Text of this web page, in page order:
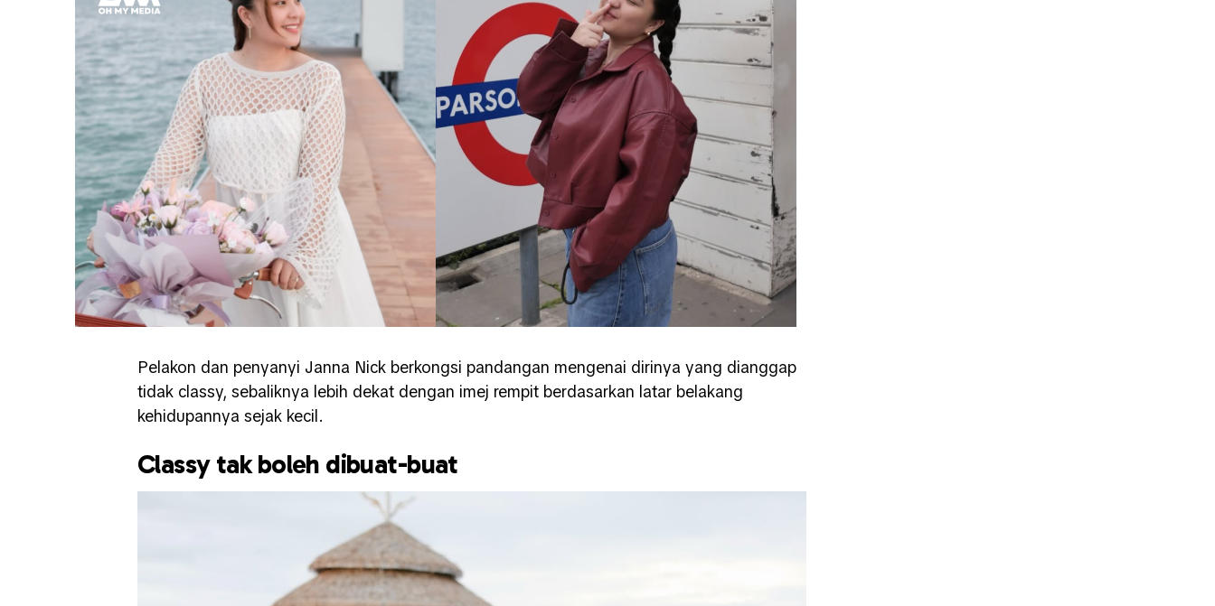
Pelakon dan penyanyi Janna Nick berkongsi pandangan mengenai dirinya yang dianggap
tidak classy, sebaliknya lebih dekat dengan imej rempit berdasarkan latar belakang
kehidupannya sejak kecil.
Classy tak boleh dibuat-buat